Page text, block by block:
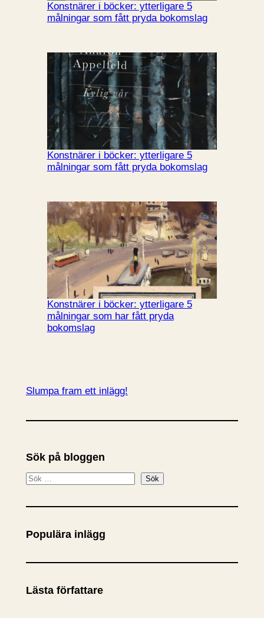
Konstnärer i böcker: ytterligare 5
målningar som fått pryda bokomslag
Konstnärer i böcker: ytterligare 5
målningar som fått pryda bokomslag
Konstnärer i böcker: ytterligare 5
målningar som har fått pryda
bokomslag
Slumpa fram ett inlägg!
Sök på bloggen
S
k
Sök
Populära inlägg
Lästa författare